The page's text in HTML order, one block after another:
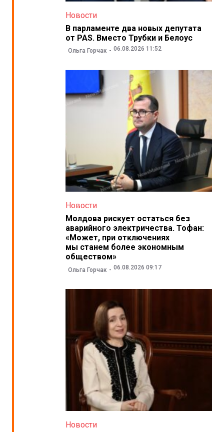
Новости
В парламенте два новых депутата
от PAS. Вместо Трубки и Белоус
Ольга Горчак 06.08.2026 11:52
Новости
Молдова рискует остаться без
аварийного электричества. Тофан:
«Может, при отключениях
мы станем более экономным
обществом»
Ольга Горчак 06.08.2026 09:17
Новости